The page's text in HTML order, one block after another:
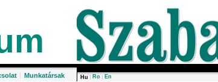
| Munkatársak Hu Ro En